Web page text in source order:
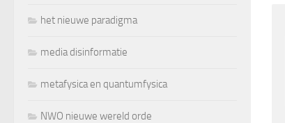
het nieuwe paradigma
media disinformatie
metafysica en quantumfysica
NWO nieuwe wereld orde